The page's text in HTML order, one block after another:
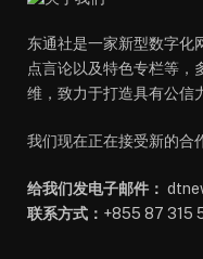
东通社是一家新型数字化
点言论以及特色专栏等，
维，致力于打造具有公信
我们现在正在接受新的合
给我们发电子邮件：
联系方式： +855 87 315